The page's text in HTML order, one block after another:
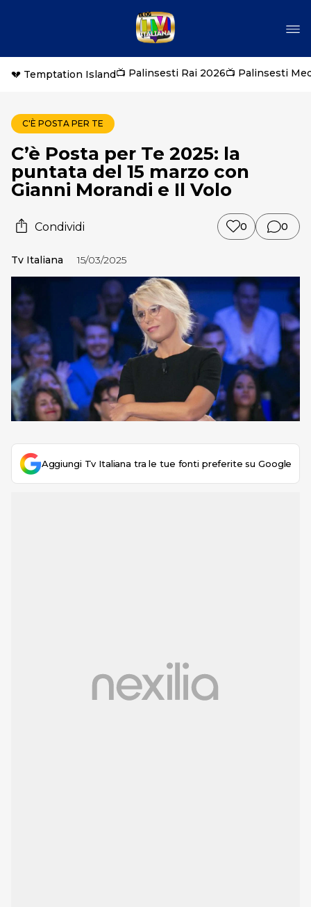
💔 Temptation Island📺 Palinsesti Rai 2026📺 Palinsesti
C'È POSTA PER TE
C’è Posta per Te 2025: la
puntata del 15 marzo con
Gianni Morandi e Il Volo
Condividi 0 0
Tv Italiana 15/03/2025
Aggiungi Tv Italiana tra le tue fonti preferite su Google